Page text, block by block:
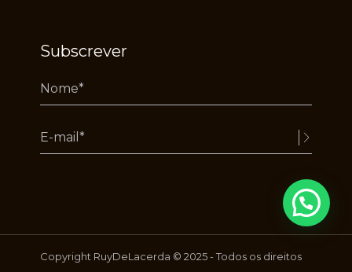
Subscrever
Copyright RuyDeLacerda © 2025 - Todos os direitos